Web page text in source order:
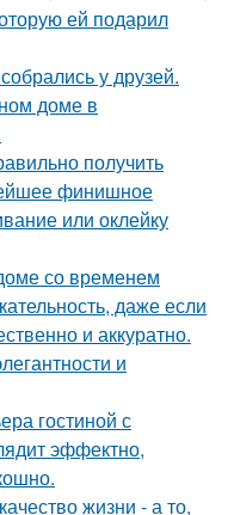
ей подарил
у друзей.
доме в
получить
финишное
или оклейку
со временем
даже если
и аккуратно.
и
гостиной с
эффектно,
жизни - а то,